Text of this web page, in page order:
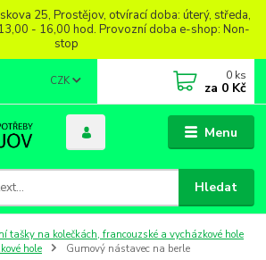
25, Prostějov, otvírací doba: úterý, středa,
- 16,00 hod. Provozní doba e-shop: Non-
stop
Menu
CZK
Hledat
0 ks
za 0 Kč
tašky na kolečkách, francouzské a vycházkové hole
hole
Gumový nástavec na berle